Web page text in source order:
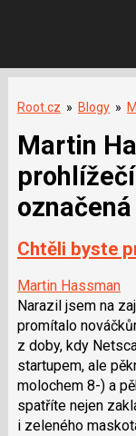
Root.cz » Blogy »
Martin
Chtěli byste
Martin Hassman
Narazil jsem na
promítalo
z doby, kdy
startupem, ale
molochem 8-) a
spatříte nejen
i zeleného